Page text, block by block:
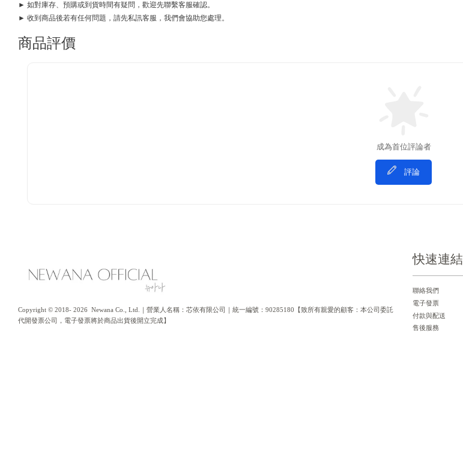
► 如對庫存、預購或到貨時間有疑問，歡迎先聯繫客服確認。
► 收到商品後若有任何問題，請先私訊客服，我們會協助您處理。
商品評價
成為首位評論者
評論
Copyright © 2018- 2026  Newana Co., Ltd.｜營業人名稱：芯依有限公司｜統一編號：90285180【致所有親愛的顧客：本公司委託
代開發票公司，電子發票將於商品出貨後開立完成】
快速連結
聯絡我們
電子發票
付款與配送
售後服務